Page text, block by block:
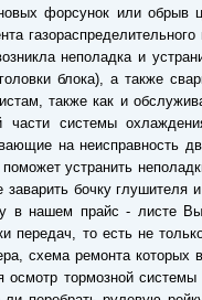
форсунок или обрыв
неполадка и
блока), а также
также как и
части системы
на неисправность
устранить
заварить бочку глушителя
в нашем прайс - листе
передач, то есть не
схема ремонта которых
осмотр тормозной системы